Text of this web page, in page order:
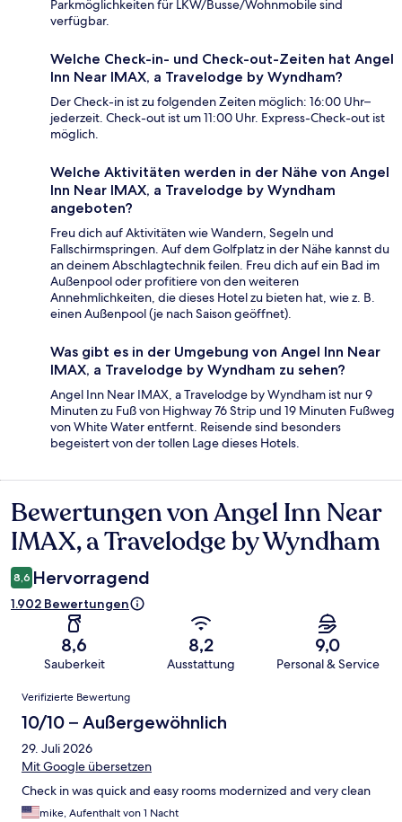
Parkmöglichkeiten für LKW/Busse/Wohnmobile sind
verfügbar.
Welche Check-in- und Check-out-Zeiten hat Angel
Inn Near IMAX, a Travelodge by Wyndham?
Der Check-in ist zu folgenden Zeiten möglich: 16:00 Uhr–
jederzeit. Check-out ist um 11:00 Uhr. Express-Check-out ist
möglich.
Welche Aktivitäten werden in der Nähe von Angel
Inn Near IMAX, a Travelodge by Wyndham
angeboten?
Freu dich auf Aktivitäten wie Wandern, Segeln und
Fallschirmspringen. Auf dem Golfplatz in der Nähe kannst du
an deinem Abschlagtechnik feilen. Freu dich auf ein Bad im
Außenpool oder profitiere von den weiteren
Annehmlichkeiten, die dieses Hotel zu bieten hat, wie z. B.
einen Außenpool (je nach Saison geöffnet).
Was gibt es in der Umgebung von Angel Inn Near
IMAX, a Travelodge by Wyndham zu sehen?
Angel Inn Near IMAX, a Travelodge by Wyndham ist nur 9
Minuten zu Fuß von Highway 76 Strip und 19 Minuten Fußweg
von White Water entfernt. Reisende sind besonders
begeistert von der tollen Lage dieses Hotels.
Bewertungen
Bewertungen von Angel Inn Near
IMAX, a Travelodge by Wyndham
8,6 Hervorragend
1.902 Bewertungen
8,6
Sauberkeit
8,2
Ausstattung
9,0
Personal & Service
Bewertungen
Verifizierte Bewertung
10/10 – Außergewöhnlich
29. Juli 2026
Mit Google übersetzen
Check in was quick and easy rooms modernized and very clean
mike, Aufenthalt von 1 Nacht